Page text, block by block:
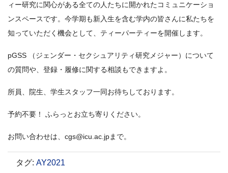
ィー研究に関心がある全ての人たちに開かれたコミュニケーショ
ンスペースです。今学期も新入生を含む学内の皆さんに私たちを
知っていただく機会として、ティーパーティーを開催します。
pGSS （ジェンダー・セクシュアリティ研究メジャー）について
の質問や、登録・履修に関する相談もできますよ。
所員、院生、学生スタッフ一同お待ちしております。
予約不要！ ふらっとお立ち寄りください。
お問い合わせは、cgs@icu.ac.jpまで。
タグ: AY2021